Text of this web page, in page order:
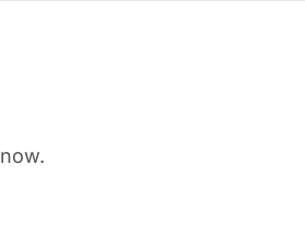
now.